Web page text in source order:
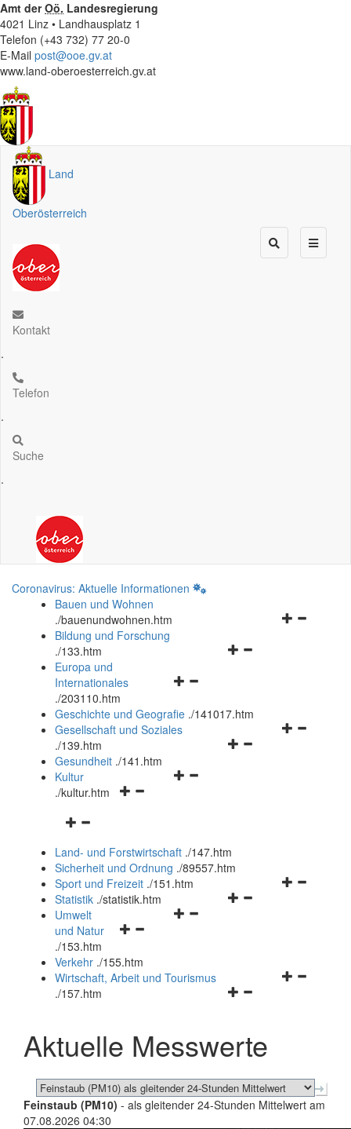
Amt derOö. Landesregierung
4021 Linz • Landhausplatz 1
Telefon (+43 732) 77 20-0
E-Mail post@ooe.gv.at
www.land-oberoesterreich.gv.at
Land
Oberösterreich
Kontakt
.
Telefon
.
Suche
.
Coronavirus: Aktuelle Informationen
Bauen und Wohnen
./bauenundwohnen.htm
Navigationsmenü
Bildung und Forschung
./133.htm
Navigationsmenü
und
schließen
Europa und
Internationales
./203110.htm
Geschichte und Geografie ./141017.htm
Navigationsmenü
Gesellschaft und Soziales
./139.htm
Navigationsmenü
Gesundheit ./141.htm
Navigationsmenü
Kultur
./kultur.htm
Navigationsmenü
und
schließen
Land- und Forstwirtschaft ./147.htm
Sicherheit und Ordnung ./89557.htm
Navigationsmenü
Sport und Freizeit ./151.htm
Navigationsmenü
Statistik ./statistik.htm
Navigationsmenü
und
schließen
Umwelt
und Natur
./153.htm
Verkehr ./155.htm
Navigationsmenü
schließen
Wirtschaft, Arbeit und Tourismus
./157.htm
Aktuelle Messwerte
Feinstaub (PM10) - als gleitender 24-Stunden Mittelwert am
07.08.2026 04:30